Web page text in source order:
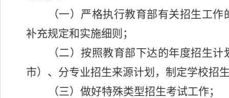
（一）严格执行教育部有关招生工
补充规定和实施细则；
（二）按照教育部下达的年度招生
市）、分专业招生来源计划，制定学校招
（三）做好特殊类型招生考试工作；